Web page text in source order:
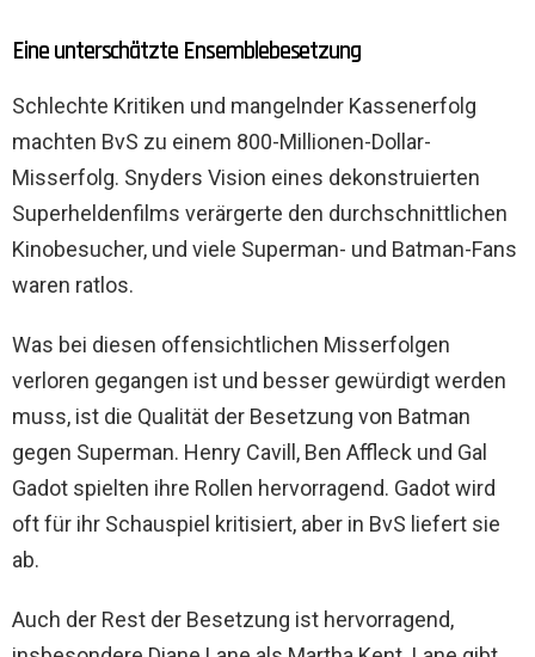
Eine unterschätzte Ensemblebesetzung
Schlechte Kritiken und mangelnder Kassenerfolg
machten BvS zu einem 800-Millionen-Dollar-
Misserfolg. Snyders Vision eines dekonstruierten
Superheldenfilms verärgerte den durchschnittlichen
Kinobesucher, und viele Superman- und Batman-Fans
waren ratlos.
Was bei diesen offensichtlichen Misserfolgen
verloren gegangen ist und besser gewürdigt werden
muss, ist die Qualität der Besetzung von Batman
gegen Superman. Henry Cavill, Ben Affleck und Gal
Gadot spielten ihre Rollen hervorragend. Gadot wird
oft für ihr Schauspiel kritisiert, aber in BvS liefert sie
ab.
Auch der Rest der Besetzung ist hervorragend,